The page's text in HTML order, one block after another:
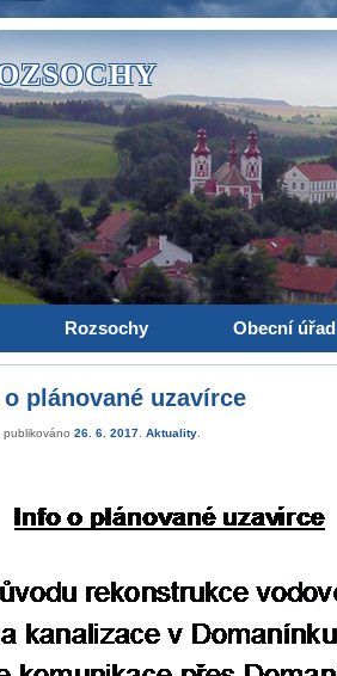
Rozsochy Obecní úřad
plánované uzavírce
, publikováno 26. 6. 2017 Aktuality